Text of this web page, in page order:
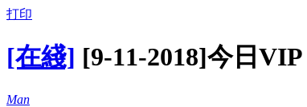
打印
[在綫] [9-11-2018]今日VIP
Man